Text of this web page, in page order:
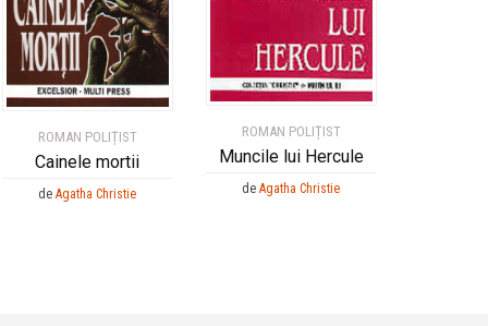
ROMAN POLIȚIST
Cainele mortii
deAgatha Christie
ROMAN POLIȚIST
Muncile lui Hercule
deAgatha Christie